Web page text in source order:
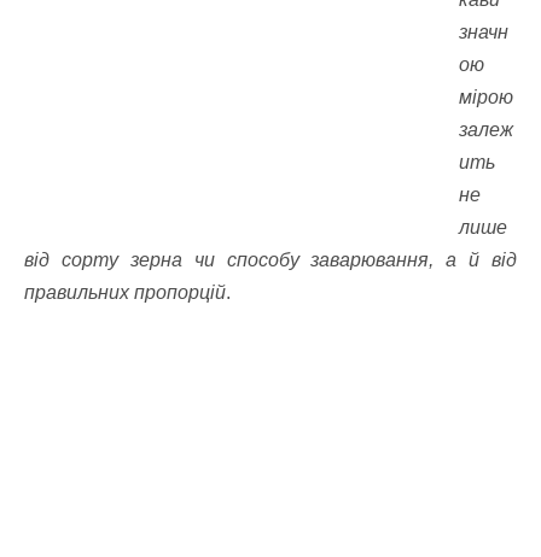
значн
ою
мірою
залеж
ить
не
лише
від сорту зерна чи способу заварювання, а й від
правильних пропорцій.